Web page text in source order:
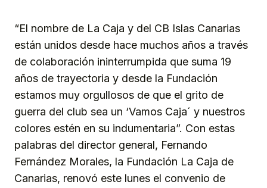
“El nombre de La Caja y del CB Islas Canarias
están unidos desde hace muchos años a través
de colaboración ininterrumpida que suma 19
años de trayectoria y desde la Fundación
estamos muy orgullosos de que el grito de
guerra del club sea un ‘Vamos Caja´ y nuestros
colores estén en su indumentaria”. Con estas
palabras del director general, Fernando
Fernández Morales, la Fundación La Caja de
Canarias, renovó este lunes el convenio de